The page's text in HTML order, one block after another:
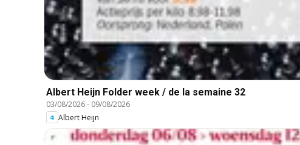
Albert Heijn Folder week / de la semaine 32
03/08/2026- 09/08/2026
Albert Heijn